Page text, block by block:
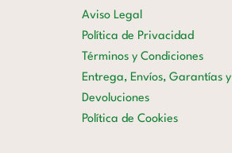
Aviso Legal
Política de Privacidad
Términos y Condiciones
Entrega, Envíos, Garantías y
Devoluciones
Política de Cookies